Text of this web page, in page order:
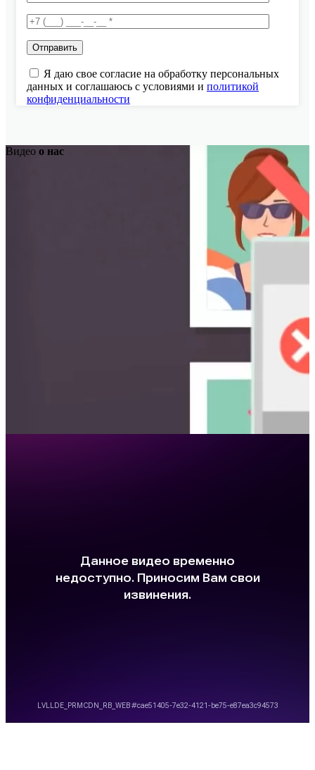
Я даю свое согласие на обработку персональных
данных и соглашаюсь с условиями и политикой
конфиденциальности
Видео о нас